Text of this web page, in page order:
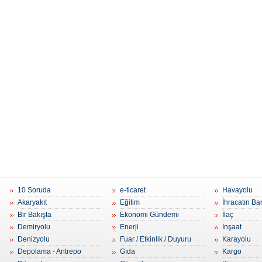
10 Soruda
Akaryakıt
Bir Bakışta
Demiryolu
Denizyolu
Depolama - Antrepo
e-ticaret
Eğitim
Ekonomi Gündemi
Enerji
Fuar / Etkinlik / Duyuru
Gıda
Havayolu
İhracatın
İlaç
İnşaat
Karayolu
Kargo